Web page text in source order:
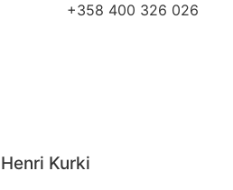
+358 400 326 026
Henri Kurki